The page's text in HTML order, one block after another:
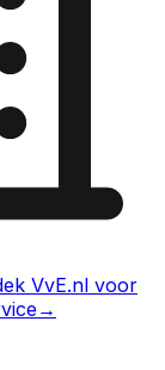
VvE.nl voor
→